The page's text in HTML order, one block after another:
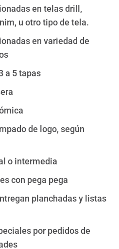
en telas drill,
u otro tipo de tela.
en variedad de
a 5 tapas
de logo, según
o intermedia
con pega pega
planchadas y listas
por pedidos de